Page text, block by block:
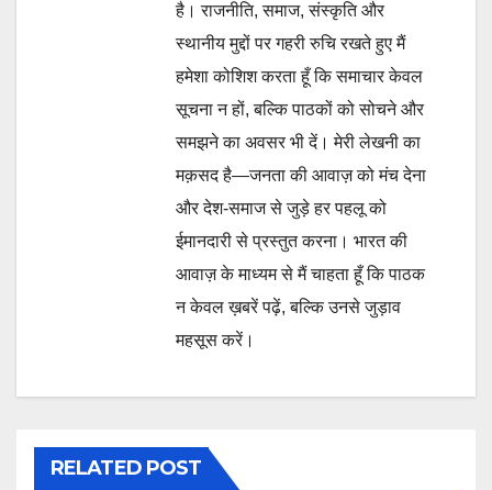
है। राजनीति, समाज, संस्कृति और
स्थानीय मुद्दों पर गहरी रुचि रखते हुए मैं
हमेशा कोशिश करता हूँ कि समाचार केवल
सूचना न हों, बल्कि पाठकों को सोचने और
समझने का अवसर भी दें। मेरी लेखनी का
मक़सद है—जनता की आवाज़ को मंच देना
और देश-समाज से जुड़े हर पहलू को
ईमानदारी से प्रस्तुत करना। भारत की
आवाज़ के माध्यम से मैं चाहता हूँ कि पाठक
न केवल ख़बरें पढ़ें, बल्कि उनसे जुड़ाव
महसूस करें।
RELATED POST